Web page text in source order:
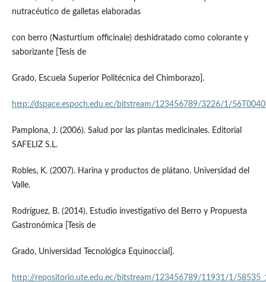
nutracéutico de galletas elaboradas
con berro (Nasturtium officinale) deshidratado como colorante y
saborizante [Tesis de
Grado, Escuela Superior Politécnica del Chimborazo].
http://dspace.espoch.edu.ec/bitstream/123456789/3226/1/
Pamplona, J. (2006). Salud por las plantas medicinales. Editorial
SAFELIZ S.L.
Robles, K. (2007). Harina y productos de plátano. Universidad del
Valle.
Rodríguez, B. (2014). Estudio investigativo del Berro y Propuesta
Gastronómica [Tesis de
Grado, Universidad Tecnológica Equinoccial].
http://repositorio.ute.edu.ec/bitstream/123456789/11931/1/